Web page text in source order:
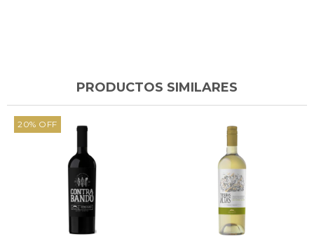
PRODUCTOS SIMILARES
20% OFF